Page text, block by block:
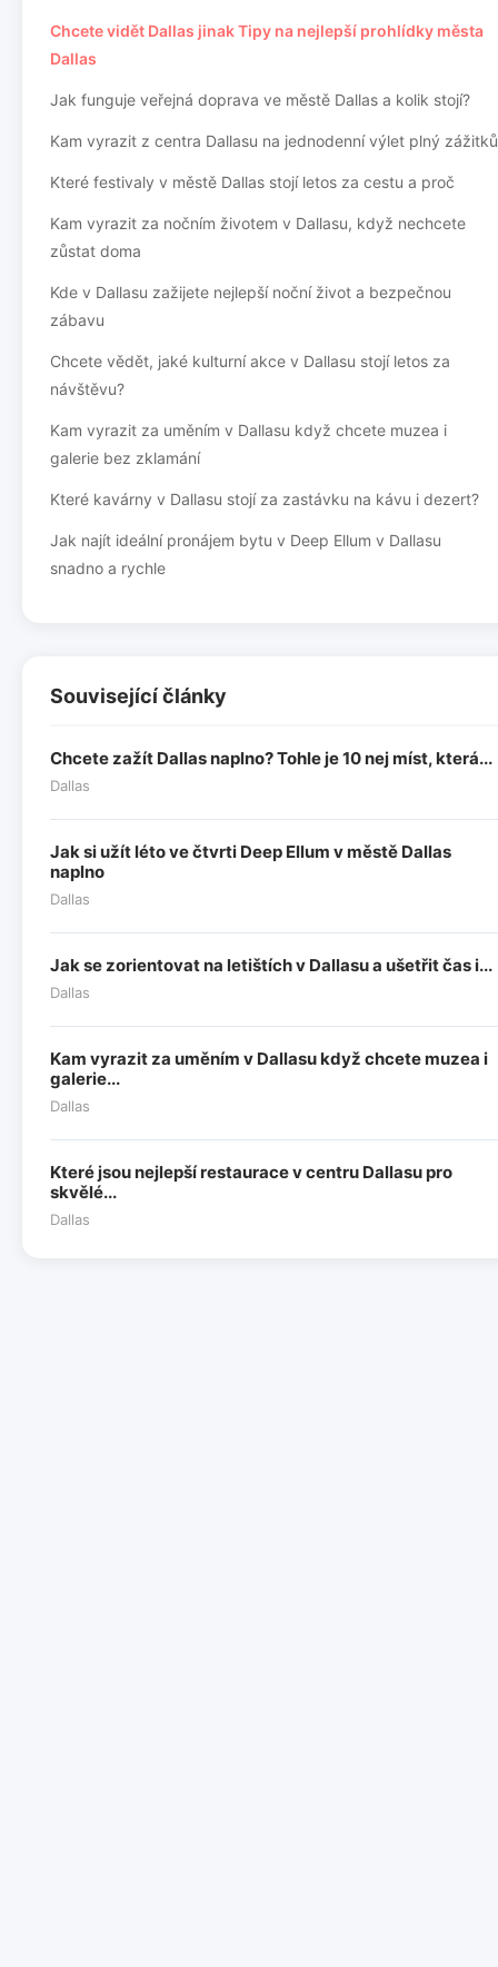
Chcete vidět Dallas jinak Tipy na nejlepší prohlídky města
Dallas
Jak funguje veřejná doprava ve městě Dallas a kolik stojí?
Kam vyrazit z centra Dallasu na jednodenní výlet plný zážitků
Které festivaly v městě Dallas stojí letos za cestu a proč
Kam vyrazit za nočním životem v Dallasu, když nechcete
zůstat doma
Kde v Dallasu zažijete nejlepší noční život a bezpečnou
zábavu
Chcete vědět, jaké kulturní akce v Dallasu stojí letos za
návštěvu?
Kam vyrazit za uměním v Dallasu když chcete muzea i
galerie bez zklamání
Které kavárny v Dallasu stojí za zastávku na kávu i dezert?
Jak najít ideální pronájem bytu v Deep Ellum v Dallasu
snadno a rychle
Související články
Chcete zažít Dallas naplno? Tohle je 10 nej míst, která...
Dallas
Jak si užít léto ve čtvrti Deep Ellum v městě Dallas
naplno
Dallas
Jak se zorientovat na letištích v Dallasu a ušetřit čas i...
Dallas
Kam vyrazit za uměním v Dallasu když chcete muzea i
galerie...
Dallas
Které jsou nejlepší restaurace v centru Dallasu pro
skvělé...
Dallas